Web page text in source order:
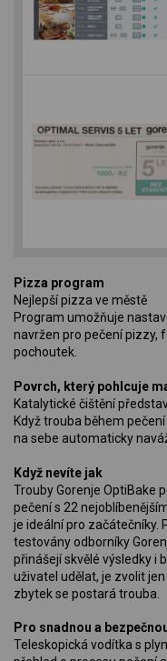
Pizza program
Nejlepší pizza ve městě
Program umožňuje
navržen pro pečení pizzy,
pochoutek.
Povrch, který pohlcuje
Katalytické čištění
Když trouba během
na sebe automaticky
Když nevíte jak
Trouby Gorenje OptiBake
pečení s 22
je ideální pro začátečníky.
testovány odborníky
přinášejí skvělé výsledky i
uživatel udělat, je zvolit
zbytek se postará trouba.
Pro snadnou a
Teleskopická vodítka s